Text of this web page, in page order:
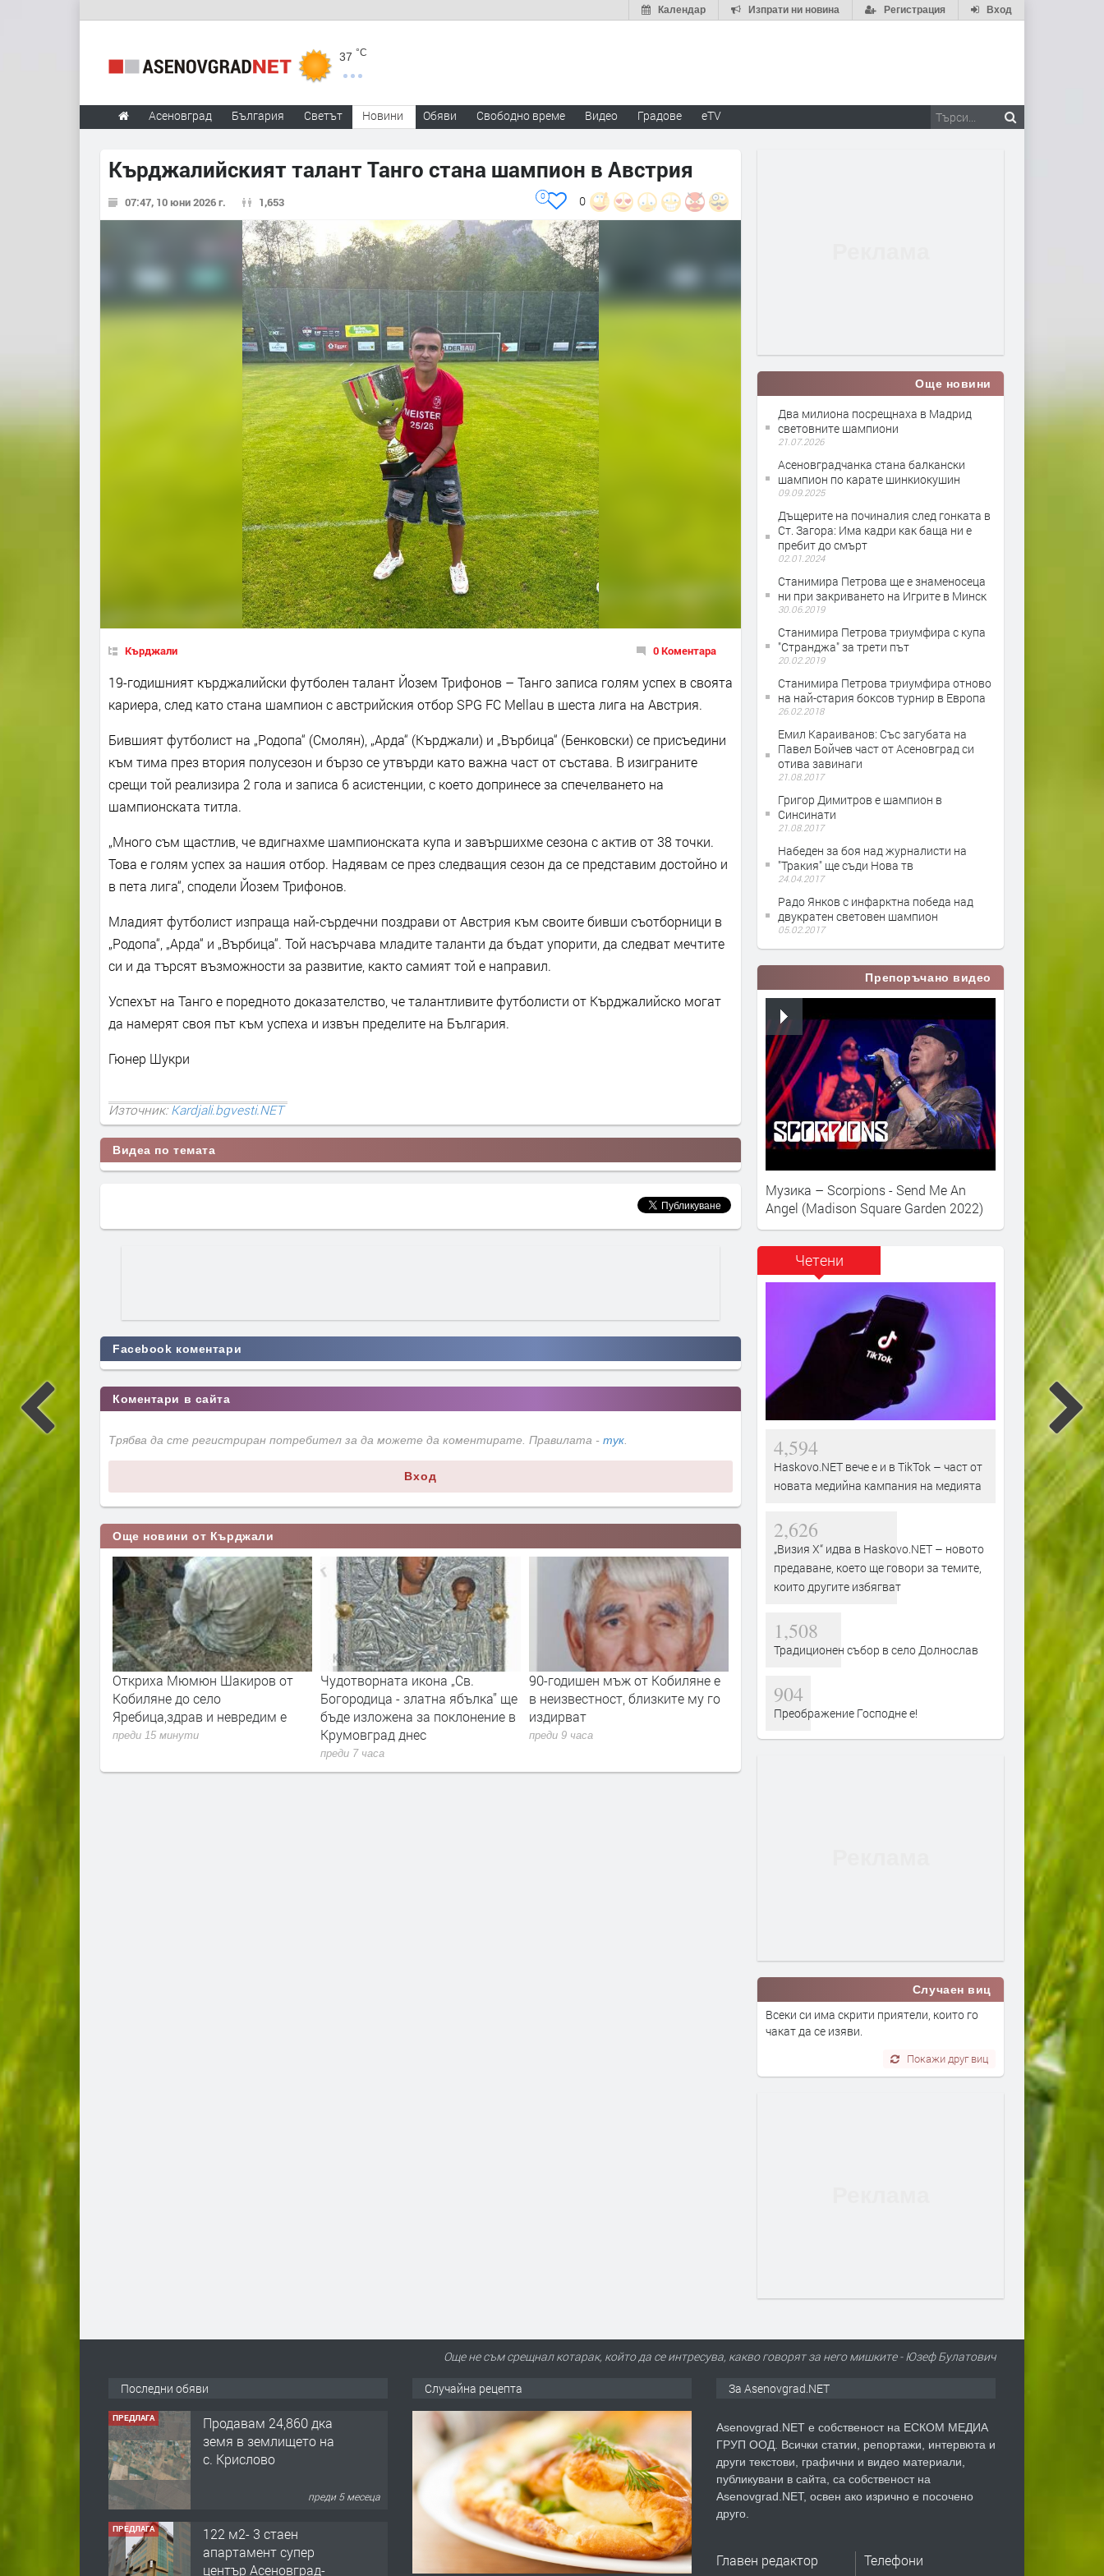
Вход
Регистрация
Изпрати ни новина
Календар
37 °C
Асеновград България Светът Новини Обяви Свободно време Видео Градове eTV
Кърджалийският талант Танго стана шампион в Австрия
07:47, 10 юни 2026 г. 1,653 0
0
Кърджали 0 Коментара
19-годишният кърджалийски футболен талант Йозем Трифонов – Танго записа голям успех в своята
кариера, след като стана шампион с австрийския отбор SPG FC Mellau в шеста лига на Австрия.
Бившият футболист на „Родопа“ (Смолян), „Арда“ (Кърджали) и „Върбица“ (Бенковски) се присъедини
към тима през втория полусезон и бързо се утвърди като важна част от състава. В изиграните
срещи той реализира 2 гола и записа 6 асистенции, с което допринесе за спечелването на
шампионската титла.
„Много съм щастлив, че вдигнахме шампионската купа и завършихме сезона с актив от 38 точки.
Това е голям успех за нашия отбор. Надявам се през следващия сезон да се представим достойно и
в пета лига“, сподели Йозем Трифонов.
Младият футболист изпраща най-сърдечни поздрави от Австрия към своите бивши съотборници в
„Родопа“, „Арда“ и „Върбица“. Той насърчава младите таланти да бъдат упорити, да следват мечтите
си и да търсят възможности за развитие, както самият той е направил.
Успехът на Танго е поредното доказателство, че талантливите футболисти от Кърджалийско могат
да намерят своя път към успеха и извън пределите на България.
Гюнер Шукри
Източник:Kardjali.bgvesti.NET
Видеа по темата
Facebook коментари
Коментари в сайта
Трябва да сте регистриран потребител за да можете да коментирате. Правилата - тук.
Вход
Още новини от Кърджали
Откриха Мюмюн Шакиров от
Кобиляне до село
Яребица,здрав и невредим е
преди 15 минути
Чудотворната икона „Св.
Богородица - златна ябълка” ще
бъде изложена за поклонение в
Крумовград днес
преди 7 часа
90-годишен мъж от Кобиляне е
в неизвестност, близките му го
издирват
преди 9 часа
Първа лига
преди 9 часа
Трайна тенденция към
намаляване на
работни места в
още се търсят шивачки
Още новини
Два милиона посрещнаха в Мадрид
световните шампиони
21.07.2026
Асеновградчанка стана балкански
шампион по карате шинкиокушин
09.09.2025
Дъщерите на починалия след гонката в
Ст. Загора: Има кадри как баща ни е
пребит до смърт
02.01.2024
Станимира Петрова ще е знаменосеца
ни при закриването на Игрите в Минск
30.06.2019
Станимира Петрова триумфира с купа
"Странджа" за трети път
20.02.2019
Станимира Петрова триумфира отново
на най-стария боксов турнир в Европа
26.02.2018
Емил Караиванов: Със загубата на
Павел Бойчев част от Асеновград си
отива завинаги
21.08.2017
Григор Димитров е шампион в
Синсинати
21.08.2017
Набеден за боя над журналисти на
"Тракия" ще съди Нова тв
24.04.2017
Радо Янков с инфарктна победа над
двукратен световен шампион
05.02.2017
Препоръчано видео
Музика – Scorpions - Send Me An
Angel (Madison Square Garden 2022)
Четени
4,594
Haskovo.NET вече е и в TikTok – част от
новата медийна кампания на медията
2,626
„Визия Х“ идва в Haskovo.NET – новото
предаване, което ще говори за темите,
които другите избягват
1,508
Традиционен събор в село Долнослав
904
Преображение Господне е!
Случаен виц
Всеки си има скрити приятели, които го
чакат да се изяви.
Покажи друг виц
Още не съм срещнал котарак, който да се интресува, какво говорят за него мишките - Юзеф Булатович
Последни обяви
ПРЕДЛАГА
Продавам 24,860 дка
земя в землището на
с. Крислово
преди 5 месеца
ПРЕДЛАГА
122 м2- 3 стаен
апартамент супер
център Асеновград-
Случайна рецепта За Asenovgrad.NET
Asenovgrad.NET е собственост на ЕСКОМ МЕДИА
ГРУП ООД. Всички статии, репортажи, интервюта и
други текстови, графични и видео материали,
публикувани в сайта, са собственост на
Asenovgrad.NET, освен ако изрично е посочено
друго.
Главен редактор Телефони